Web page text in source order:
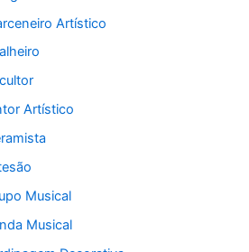
Artístico
Artístico
Musical
Musical